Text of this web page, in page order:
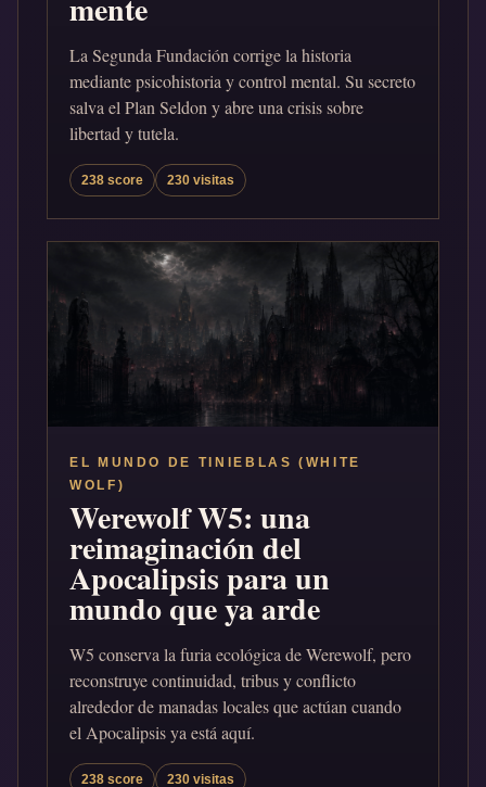
mente
La Segunda Fundación corrige la historia
mediante psicohistoria y control mental. Su secreto
salva el Plan Seldon y abre una crisis sobre
libertad y tutela.
238 score 230 visitas
EL MUNDO DE TINIEBLAS (WHITE
WOLF)
Werewolf W5: una
reimaginación del
Apocalipsis para un
mundo que ya arde
W5 conserva la furia ecológica de Werewolf, pero
reconstruye continuidad, tribus y conflicto
alrededor de manadas locales que actúan cuando
el Apocalipsis ya está aquí.
238 score 230 visitas